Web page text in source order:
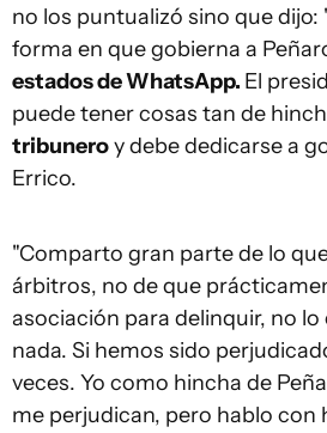
no los puntualizó sino que dijo:
forma en que gobierna a
estados de WhatsApp. El
puede tener cosas tan de
tribuneroy debe dedicarse a
Errico.
"Comparto gran parte de lo
árbitros, no de que
asociación para delinquir, no
nada. Si hemos sido
veces. Yo como hincha de
me perjudican, pero hablo con